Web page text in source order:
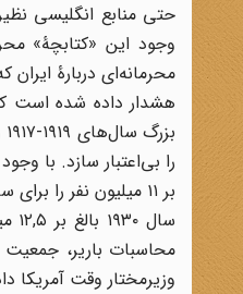
حتی منابع انگلیسی
وجود این «کتابچۀ»
محرمانه‌ای دربارۀ
هشدار داده شده است
را بی‌اعتبار سازد. با
وزیرمختار وقت آمریکا